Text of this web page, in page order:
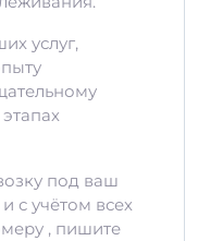
услуг,
под ваш
с учётом всех
, пишите